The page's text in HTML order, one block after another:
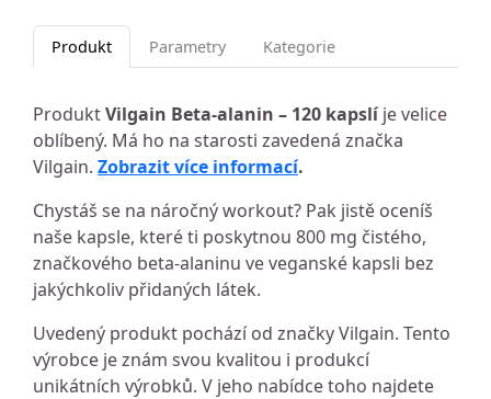
Produkt Parametry Kategorie
ProduktVilgain Beta-alanin – 120 kapslíje velice
oblíbený. Má ho na starosti zavedená značka
Vilgain. Zobrazit více informací.
Chystáš se na náročný workout? Pak jistě oceníš
naše kapsle, které ti poskytnou 800 mg čistého,
značkového beta‑alaninu ve veganské kapsli bez
jakýchkoliv přidaných látek.
Uvedený produkt pochází od značky Vilgain. Tento
výrobce je znám svou kvalitou i produkcí
unikátních výrobků. V jeho nabídce toho najdete